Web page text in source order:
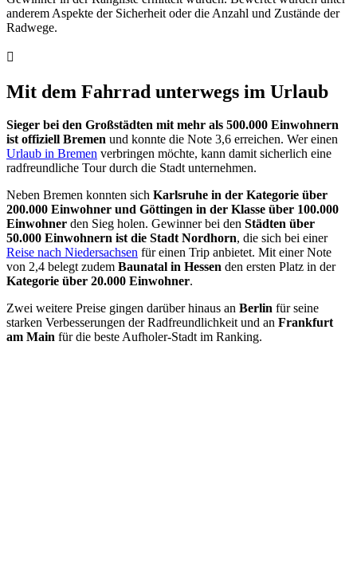
anderem Aspekte der Sicherheit oder die Anzahl und Zustände der
Radwege.
Mit dem Fahrrad unterwegs im Urlaub
Sieger bei den Großstädten mit mehr als 500.000 Einwohnern
ist offiziell Bremen und konnte die Note 3,6 erreichen. Wer einen
Urlaub in Bremen verbringen möchte, kann damit sicherlich eine
radfreundliche Tour durch die Stadt unternehmen.
Neben Bremen konnten sich Karlsruhe in der Kategorie über
200.000 Einwohner und Göttingen in der Klasse über 100.000
Einwohner den Sieg holen. Gewinner bei den Städten über
50.000 Einwohnern ist die Stadt Nordhorn, die sich bei einer
Reise nach Niedersachsen für einen Trip anbietet. Mit einer Note
von 2,4 belegt zudem Baunatal in Hessen den ersten Platz in der
Kategorie über 20.000 Einwohner.
Zwei weitere Preise gingen darüber hinaus an Berlin für seine
starken Verbesserungen der Radfreundlichkeit und an Frankfurt
am Main für die beste Aufholer-Stadt im Ranking.